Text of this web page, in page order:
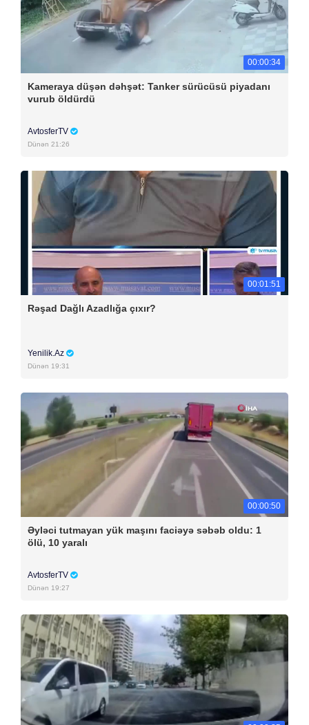
00:00:34
Kameraya düşən dəhşət: Tanker sürücüsü piyadanı
vurub öldürdü
AvtosferTV
Dünən 21:26
00:01:51
Rəşad Dağlı Azadlığa çıxır?
Yenilik.Az
Dünən 19:31
00:00:50
Əyləci tutmayan yük maşını faciəyə səbəb oldu: 1
ölü, 10 yaralı
AvtosferTV
Dünən 19:27